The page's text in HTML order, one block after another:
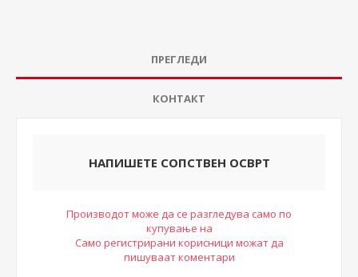
ПРЕГЛЕДИ
КОНТАКТ
НАПИШЕТЕ СОПСТВЕН ОСВРТ
Производот може да се разгледува само по
купување на
Само регистрирани корисници можат да
пишуваат коментари